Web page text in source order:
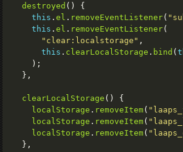
destroyed
this . el . removeEventListener(
this . el . removeEventListener
"clear:localstorage"
this . clearLocalStorage . bind (
clearLocalStorage
localStorage . removeItem(
localStorage . removeItem(
localStorage . removeItem(